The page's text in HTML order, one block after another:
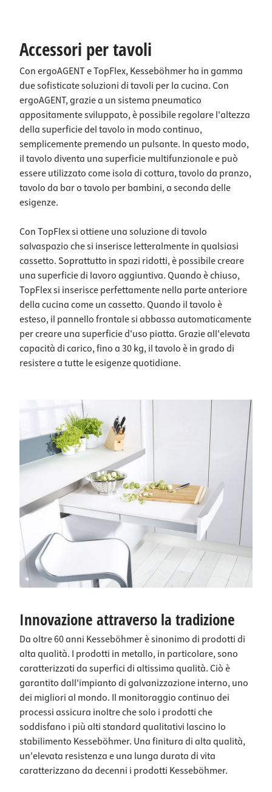
Accessori per tavoli
Con ergoAGENT e TopFlex, Kesseböhmer ha in gamma
due sofisticate soluzioni di tavoli per la cucina. Con
ergoAGENT, grazie a un sistema pneumatico
appositamente sviluppato, è possibile regolare l'altezza
della superficie del tavolo in modo continuo,
semplicemente premendo un pulsante. In questo modo,
il tavolo diventa una superficie multifunzionale e può
essere utilizzato come isola di cottura, tavolo da pranzo,
tavolo da bar o tavolo per bambini, a seconda delle
esigenze.
Con TopFlex si ottiene una soluzione di tavolo
salvaspazio che si inserisce letteralmente in qualsiasi
cassetto. Soprattutto in spazi ridotti, è possibile creare
una superficie di lavoro aggiuntiva. Quando è chiuso,
TopFlex si inserisce perfettamente nella parte anteriore
della cucina come un cassetto. Quando il tavolo è
esteso, il pannello frontale si abbassa automaticamente
per creare una superficie d'uso piatta. Grazie all'elevata
capacità di carico, fino a 30 kg, il tavolo è in grado di
resistere a tutte le esigenze quotidiane.
Innovazione attraverso la tradizione
Da oltre 60 anni Kesseböhmer è sinonimo di prodotti di
alta qualità. I prodotti in metallo, in particolare, sono
caratterizzati da superfici di altissima qualità. Ciò è
garantito dall'impianto di galvanizzazione interno, uno
dei migliori al mondo. Il monitoraggio continuo dei
processi assicura inoltre che solo i prodotti che
soddisfano i più alti standard qualitativi lascino lo
stabilimento Kesseböhmer. Una finitura di alta qualità,
un'elevata resistenza e una lunga durata di vita
caratterizzano da decenni i prodotti Kesseböhmer.